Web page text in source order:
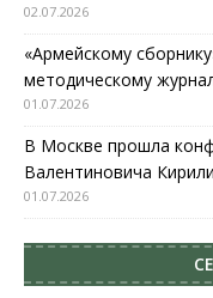
02.07.2026
«Армейскому
методическому
01.07.2026
В Москве прошла
Валентиновича
01.07.2026